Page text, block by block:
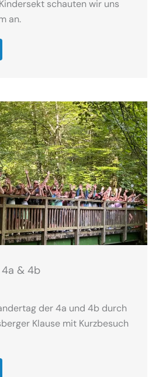
schauten wir uns
an.
& 4b
der 4a und 4b durch
Klause mit Kurzbesuch